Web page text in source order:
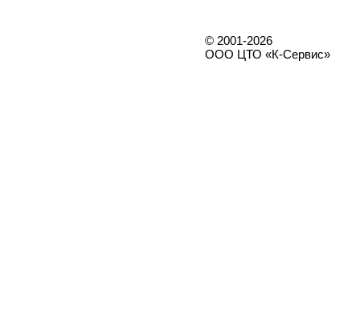
© 2001-2026
ООО ЦТО «К-Сервис»